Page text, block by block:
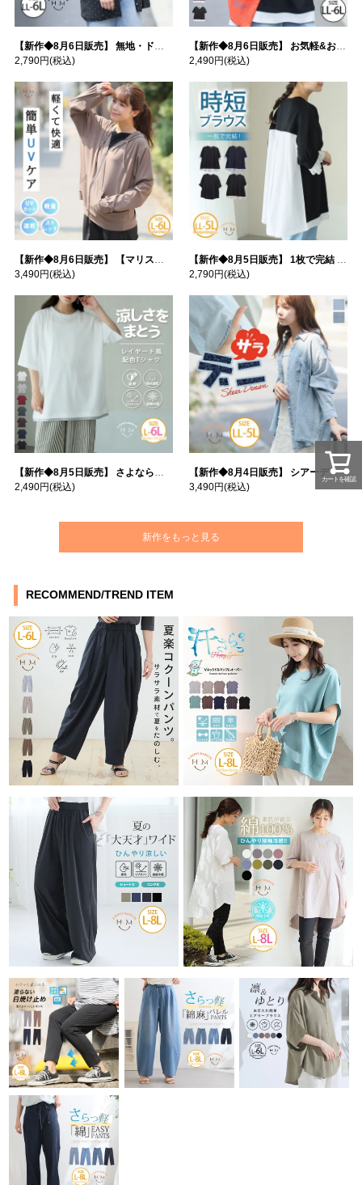
【新作◆8月6日販売】 無地・ドット柄から選べる 忍ばせ 活躍 シアー カーデ | 大きいサイズの通販ならハッピーマリリン
2,790円(税込)
【新作◆8月6日販売】 お気軽&お手軽 選べるデザイン 接触冷感 レイヤード風 コットン トップス | 大きいサイズの通販ならハッピーマリリン
2,490円(税込)
【新作◆8月6日販売】 【マリスポーツ】 運動初心者さんのための フード付き パーカー | 大きいサイズの通販ならハッピーマリリン
3,490円(税込)
【新作◆8月5日販売】 1枚で完結 袖口＆バック フハク使い トップス | 大きいサイズの通販ならハッピーマリリン
2,790円(税込)
【新作◆8月5日販売】 さよなら猛暑 涼しさを着る 遮熱 接触冷感 吸水・速乾 五分袖 コンフォートメッシュ 配色レイヤード 風ゆる Tシャツ | 大きいサイズの通販ならハッピーマリリン
2,490円(税込)
【新作◆8月4日販売】 シアーデニムで お洒落に肌隠し | 大きいサイズの通販ならハッピーマリリン
3,490円(税込)
新作をもっと見る
RECOMMEND/TREND ITEM
カートを確認